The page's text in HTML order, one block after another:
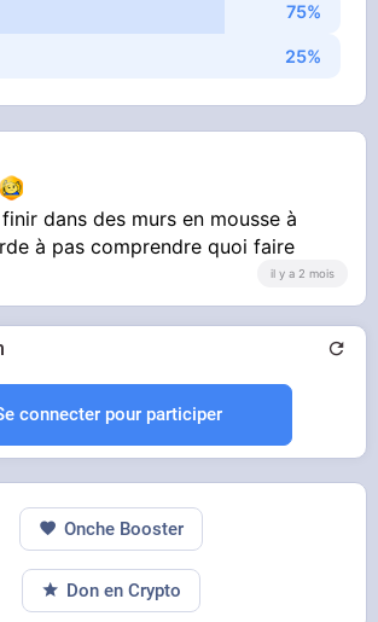
dans des murs en mousse à
à pas comprendre quoi faire
il y a 2 mois
connecter pour participer
Onche Booster
Don en Crypto